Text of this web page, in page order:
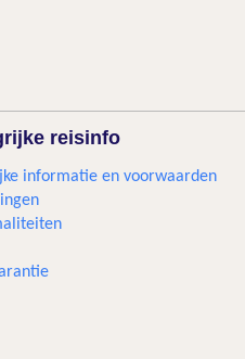
reisinfo
informatie en voorwaarden